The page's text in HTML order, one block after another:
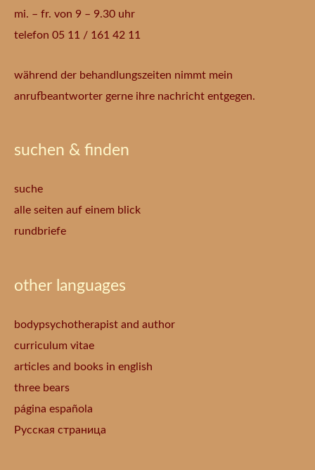
mi. – fr. von 9 – 9.30 uhr
telefon 05 11 / 161 42 11
während der behandlungszeiten nimmt mein
anrufbeantworter gerne ihre nachricht entgegen.
suchen & finden
suche
alle seiten auf einem blick
rundbriefe
other languages
bodypsychotherapist and author
curriculum vitae
articles and books in english
three bears
página española
Русская страница